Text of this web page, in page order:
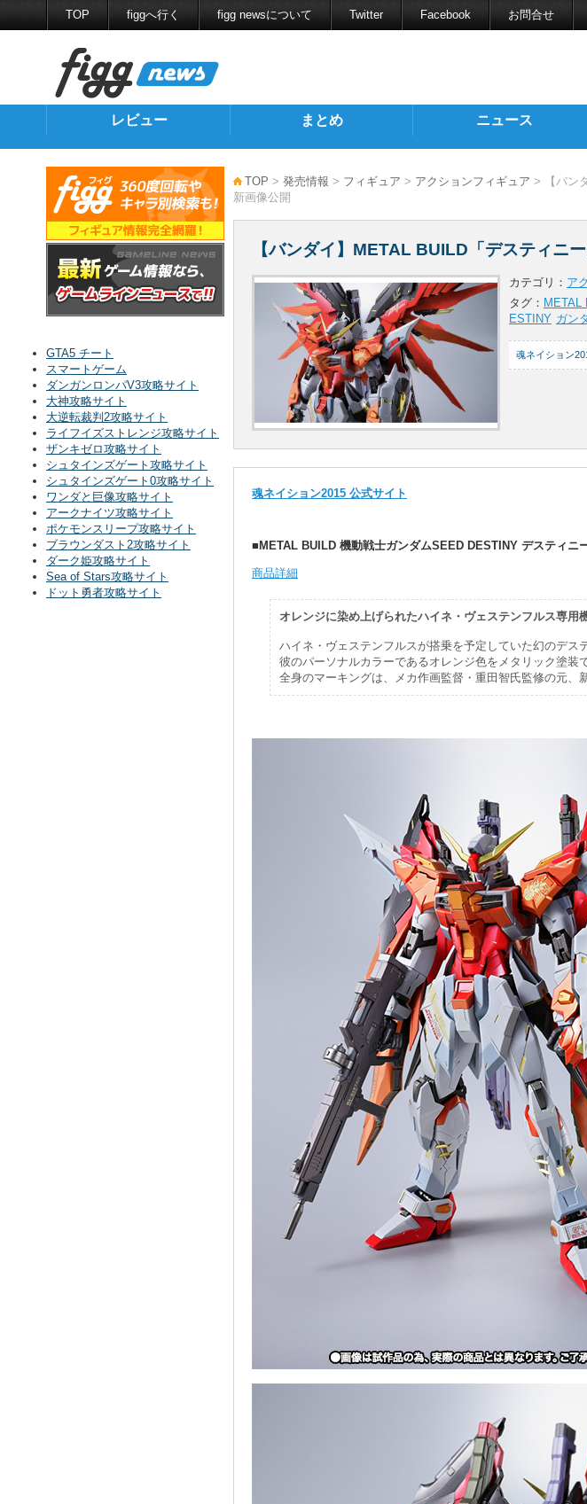
TOP figgへ行く figg newsについて Twitter Facebook お問合せ
レビュー まとめ ニュース
TOP > 発売情報 > フィギュア > アクションフィギュア > 【バン
新画像公開
【バンダイ】METAL BUILD「デスティニ
カテゴリ： ア
タグ： METAL
ESTINY ガン
魂ネイション
魂ネイション2015 公式サイト
■METAL BUILD 機動戦士ガンダムSEED DESTINY デスティニ
商品詳細
オレンジに染め上げられたハイネ・ヴェステンフルス専用
ハイネ・ヴェステンフルスが搭乗を予定していた幻のデス
彼のパーソナルカラーであるオレンジ色をメタリック塗装
全身のマーキングは、メカ作画監督・重田智氏監修の元、
GTA5 チート
スマートゲーム
ダンガンロンパV3攻略サイト
大神攻略サイト
大逆転裁判2攻略サイト
ライフイズストレンジ攻略サイト
ザンキゼロ攻略サイト
シュタインズゲート攻略サイト
シュタインズゲート0攻略サイト
ワンダと巨像攻略サイト
アークナイツ攻略サイト
ポケモンスリープ攻略サイト
ブラウンダスト2攻略サイト
ダーク姫攻略サイト
Sea of Stars攻略サイト
ドット勇者攻略サイト